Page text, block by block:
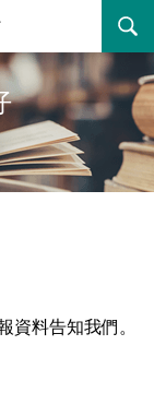
略過字型切
享
料告知我們。